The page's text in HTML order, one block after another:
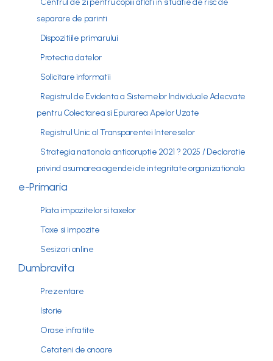
Centrul de zi pentru copiii aflati in situatie de risc de
separare de parinti
Dispozitiile primarului
Protectia datelor
Solicitare informatii
Registrul de Evidenta a Sistemelor Individuale Adecvate
pentru Colectarea si Epurarea Apelor Uzate
Registrul Unic al Transparentei Intereselor
Strategia nationala anticoruptie 2021 ? 2025 / Declaratie
privind asumarea agendei de integritate organizationala
e-Primaria
Plata impozitelor si taxelor
Taxe si impozite
Sesizari online
Dumbravita
Prezentare
Istorie
Orase infratite
Cetateni de onoare